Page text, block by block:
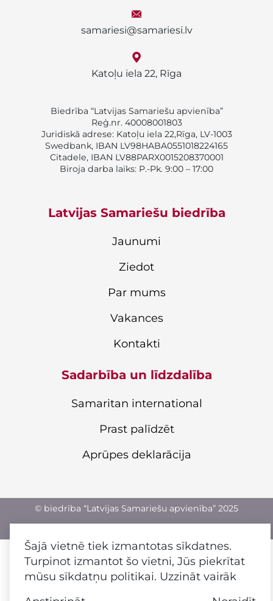
Šajā vietnē tiek izmantotas sīkdatnes.
Turpinot izmantot šo vietni, Jūs piekrītat
mūsu sīkdatņu politikai. Uzzināt vairāk
samariesi@samariesi.lv
Katoļu iela 22, Rīga
Biedrība “Latvijas Samariešu apvienība”
Reģ.nr. 40008001803
Juridiskā adrese: Katoļu iela 22,Rīga, LV-1003
Swedbank, IBAN LV98HABA0551018224165
Citadele, IBAN LV88PARX0015208370001
Biroja darba laiks: P.-Pk. 9:00 – 17:00
Latvijas Samariešu biedrība
Jaunumi
Ziedot
Par mums
Vakances
Kontakti
Sadarbība un līdzdalība
Samaritan international
Prast palīdzēt
Aprūpes deklarācija
© biedrība “Latvijas Samariešu apvienība” 2025